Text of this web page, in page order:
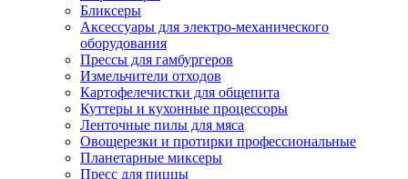
Бликсеры
Аксессуары для электро-механического
оборудования
Прессы для гамбургеров
Измельчители отходов
Картофелечистки для общепита
Куттеры и кухонные процессоры
Ленточные пилы для мяса
Овощерезки и протирки профессиональные
Планетарные миксеры
Пресс для пиццы